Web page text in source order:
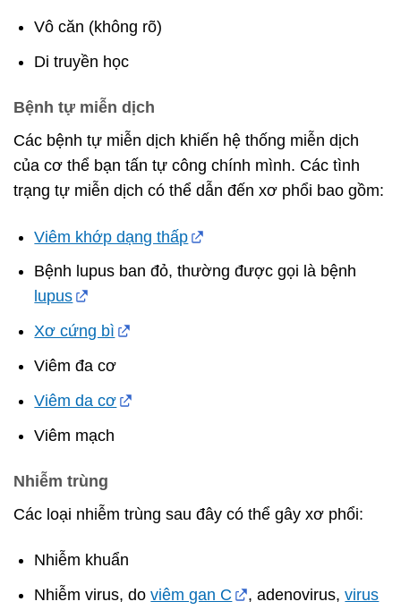
Vô căn (không rõ)
Di truyền học
Bệnh tự miễn dịch
Các bệnh tự miễn dịch khiến hệ thống miễn dịch
của cơ thể bạn tấn tự công chính mình. Các tình
trạng tự miễn dịch có thể dẫn đến xơ phổi bao gồm:
Viêm khớp dạng thấp
Bệnh lupus ban đỏ, thường được gọi là bệnh
lupus
Xơ cứng bì
Viêm đa cơ
Viêm da cơ
Viêm mạch
Nhiễm trùng
Các loại nhiễm trùng sau đây có thể gây xơ phổi:
Nhiễm khuẩn
Nhiễm virus, doviêm gan C , adenovirus,virus